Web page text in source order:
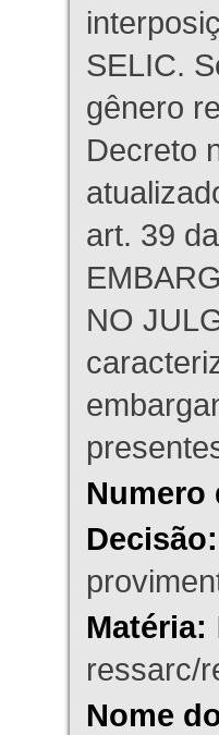
SELIC.
gênero
Decreto
art. 39
NO
Numero
Decisão:
Matéria:
ressarc/
Nome